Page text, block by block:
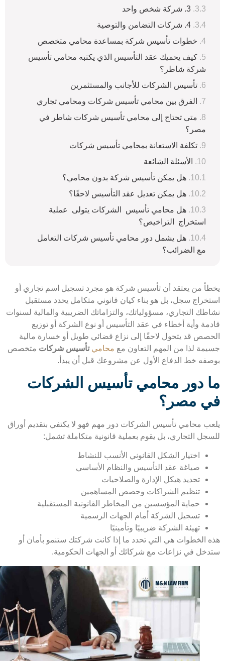
3. شركة شخص واحد
4. شركات التضامن والتوصية
خطوات تأسيس شركة بمساعدة محامي متخصص
كيف يحميك عقد التأسيس الذي يكتبه محامي تأسيس
شركة شاطر؟
تأسيس الشركات للأجانب والمستثمرين
الفرق بين محامي تأسيس شركات ومحامي تجاري
متى تحتاج إلى محامي تأسيس شركات شاطر في
مصر؟
تكلفة الاستعانة بمحامي تأسيس شركات
الأسئلة الشائعة
هل يمكن تأسيس شركة بدون محامي؟
هل يمكن تعديل عقد التأسيس لاحقًا؟
هل محامي تأسيس الشركات يتولى عملية
استخراج التراخيص؟
هل يشمل دور محامي تأسيس شركات التعامل
مع الضرائب؟
من يعتقد أن تأسيس شركة هو مجرد تسجيل اسم تجاري أو
سجل، بل هو بناء كيان قانوني متكامل يحدد مستقبل
التجاري، مسؤولياتك، والتزاماتك الضريبية والمالية لسنوات
وأية أخطاء في عقد التأسيس أو نوع الشركة أو توزيع
قد يتحول لاحقًا إلى نزاع قضائي طويل أو خسارة مالية
لذا من المهم التعاون معمحاميتأسيس شركات متخصص
خط الدفاع الأول عن مشروعك قبل أن يبدأ.
دور محامي تأسيس الشركات
مصر؟
محامي تأسيس الشركات دور مهم فهو لا يكتفي بتقديم أوراق
التجاري، بل يقوم بعملية قانونية متكاملة تشمل:
اختيار الشكل القانوني الأنسب للنشاط
صياغة عقد التأسيس والنظام الأساسي
تحديد هيكل الإدارة والصلاحيات
تنظيم الشراكات وحصص المساهمين
حماية المؤسسين من المخاطر القانونية المستقبلية
تسجيل الشركة أمام الجهات الرسمية
تهيئة الشركة ضريبيًا وتأمينيًا
الخطوات هي التي تحدد ما إذا كانت شركتك ستنمو بأمان أو
في نزاعات مع شركائك أو الجهات الحكومية.